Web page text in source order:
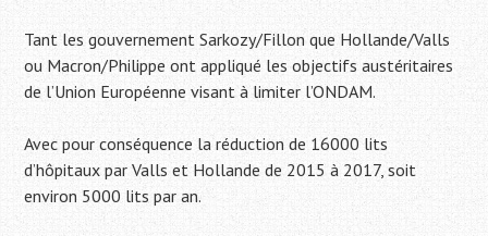
Tant les gouvernement Sarkozy/Fillon que Hollande/Valls
ou Macron/Philippe ont appliqué les objectifs austéritaires
de l’Union Européenne visant à limiter l’ONDAM.
Avec pour conséquence la réduction de 16000 lits
d’hôpitaux par Valls et Hollande de 2015 à 2017, soit
environ 5000 lits par an.